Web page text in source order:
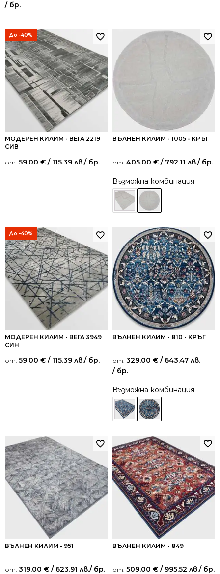
/ бр.
До -40%
МОДЕРЕН КИЛИМ - ВЕГА 2219
СИВ
от: 59.00 € / 115.39 лв./ бр.
ВЪЛНЕН КИЛИМ - 1005 - КРЪГ
от: 405.00 € / 792.11 лв./ бр.
Възможна комбинация
До -40%
МОДЕРЕН КИЛИМ - ВЕГА 3949
СИН
от: 59.00 € / 115.39 лв./ бр.
ВЪЛНЕН КИЛИМ - 810 - КРЪГ
от: 329.00 € / 643.47 лв.
/ бр.
Възможна комбинация
ВЪЛНЕН КИЛИМ - 951
от: 319.00 € / 623.91 лв./ бр.
ВЪЛНЕН КИЛИМ - 849
от: 509.00 € / 995.52 лв./ бр.